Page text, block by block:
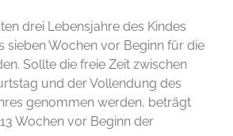
drei Lebensjahre des Kindes
sieben Wochen vor Beginn für die
Sollte die freie Zeit zwischen
und der Vollendung des
genommen werden, beträgt
Wochen vor Beginn der